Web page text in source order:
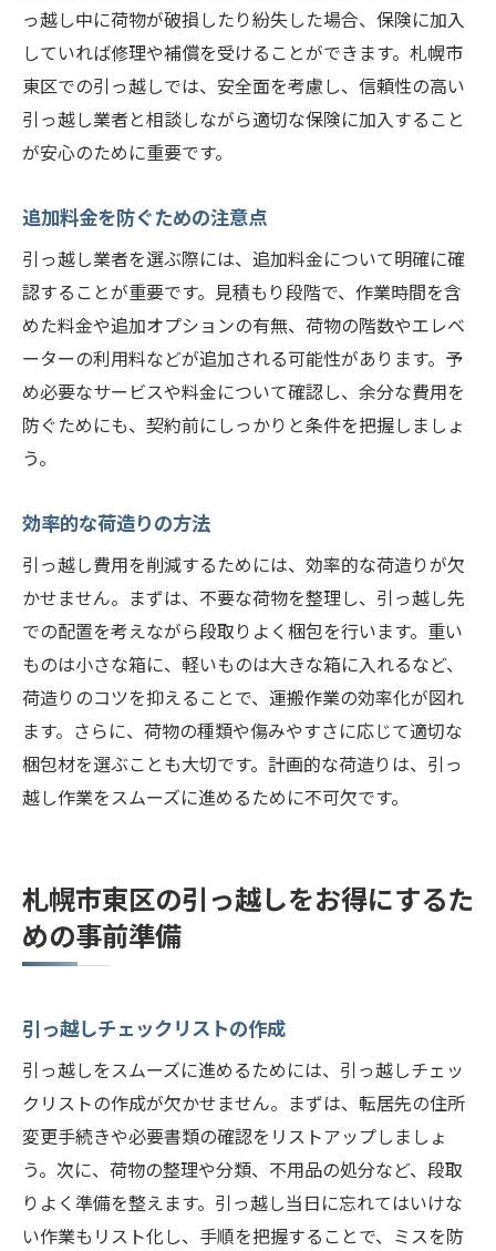
っ越し中に荷物が破損したり紛失した場合、保険に加入
していれば修理や補償を受けることができます。札幌市
東区での引っ越しでは、安全面を考慮し、信頼性の高い
引っ越し業者と相談しながら適切な保険に加入すること
が安心のために重要です。
追加料金を防ぐための注意点
引っ越し業者を選ぶ際には、追加料金について明確に確
認することが重要です。見積もり段階で、作業時間を含
めた料金や追加オプションの有無、荷物の階数やエレベ
ーターの利用料などが追加される可能性があります。予
め必要なサービスや料金について確認し、余分な費用を
防ぐためにも、契約前にしっかりと条件を把握しましょ
う。
効率的な荷造りの方法
引っ越し費用を削減するためには、効率的な荷造りが欠
かせません。まずは、不要な荷物を整理し、引っ越し先
での配置を考えながら段取りよく梱包を行います。重い
ものは小さな箱に、軽いものは大きな箱に入れるなど、
荷造りのコツを抑えることで、運搬作業の効率化が図れ
ます。さらに、荷物の種類や傷みやすさに応じて適切な
梱包材を選ぶことも大切です。計画的な荷造りは、引っ
越し作業をスムーズに進めるために不可欠です。
札幌市東区の引っ越しをお得にするた
めの事前準備
引っ越しチェックリストの作成
引っ越しをスムーズに進めるためには、引っ越しチェッ
クリストの作成が欠かせません。まずは、転居先の住所
変更手続きや必要書類の確認をリストアップしましょ
う。次に、荷物の整理や分類、不用品の処分など、段取
りよく準備を整えます。引っ越し当日に忘れてはいけな
い作業もリスト化し、手順を把握することで、ミスを防